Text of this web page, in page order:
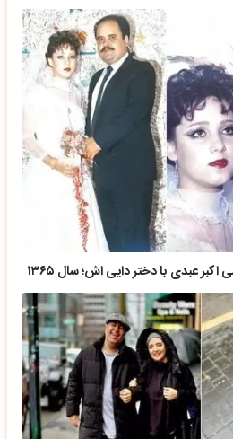
عبدی با دختر دایی اش؛ سال ۱۳۶۵